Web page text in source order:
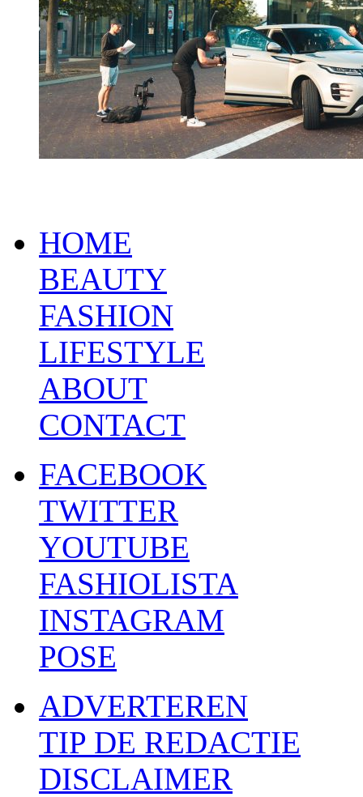
HOME
BEAUTY
FASHION
LIFESTYLE
ABOUT
CONTACT
FACEBOOK
TWITTER
YOUTUBE
FASHIOLISTA
INSTAGRAM
POSE
ADVERTEREN
TIP DE REDACTIE
DISCLAIMER